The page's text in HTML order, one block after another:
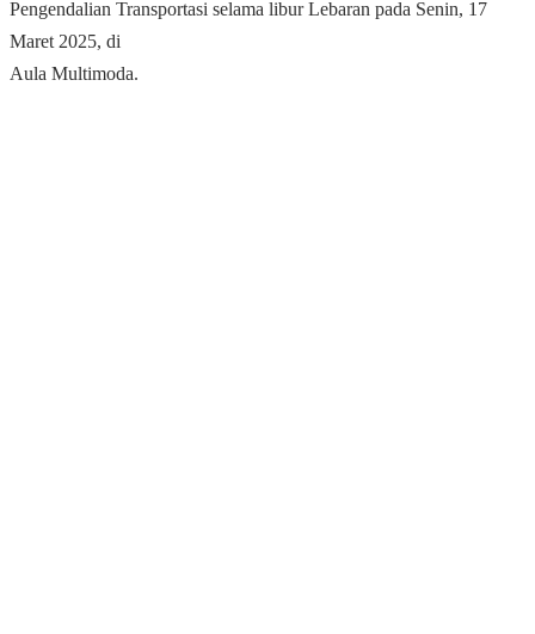
Pengendalian Transportasi selama libur Lebaran pada Senin, 17
Maret 2025, di
Aula Multimoda.